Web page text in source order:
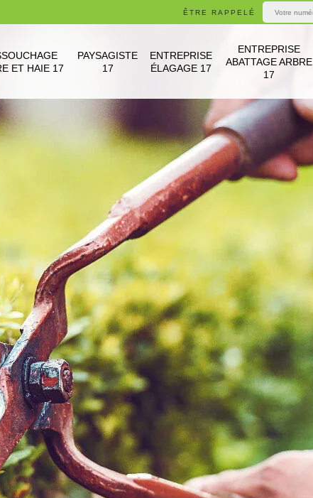
ÊTRE RAPPELÉ
ET HAIE 17
PAYSAGISTE
17
ENTREPRISE
ÉLAGAGE 17
ENTREPRISE
ABATTAGE ARBRE
17